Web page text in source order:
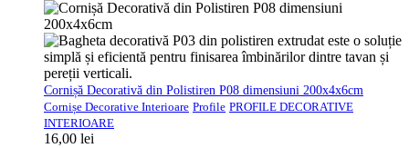
Cornișă Decorativă din Polistiren P08 dimensiuni 200x4x6cm
Cornișe Decorative Interioare Profile PROFILE DECORATIVE
INTERIOARE
16,00 lei